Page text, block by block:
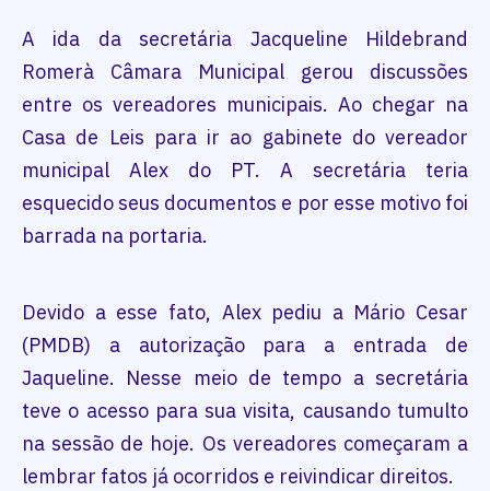
A ida da secretária Jacqueline Hildebrand
Romerà Câmara Municipal gerou discussões
entre os vereadores municipais. Ao chegar na
Casa de Leis para ir ao gabinete do vereador
municipal Alex do PT. A secretária teria
esquecido seus documentos e por esse motivo foi
barrada na portaria.
Devido a esse fato, Alex pediu a Mário Cesar
(PMDB) a autorização para a entrada de
Jaqueline. Nesse meio de tempo a secretária
teve o acesso para sua visita, causando tumulto
na sessão de hoje. Os vereadores começaram a
lembrar fatos já ocorridos e reivindicar direitos.